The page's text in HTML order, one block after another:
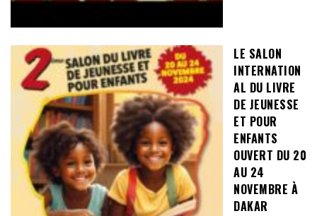
LE SALON
INTERNATION
AL DU LIVRE
DE JEUNESSE
ET POUR
ENFANTS
OUVERT DU 20
AU 24
NOVEMBRE À
DAKAR